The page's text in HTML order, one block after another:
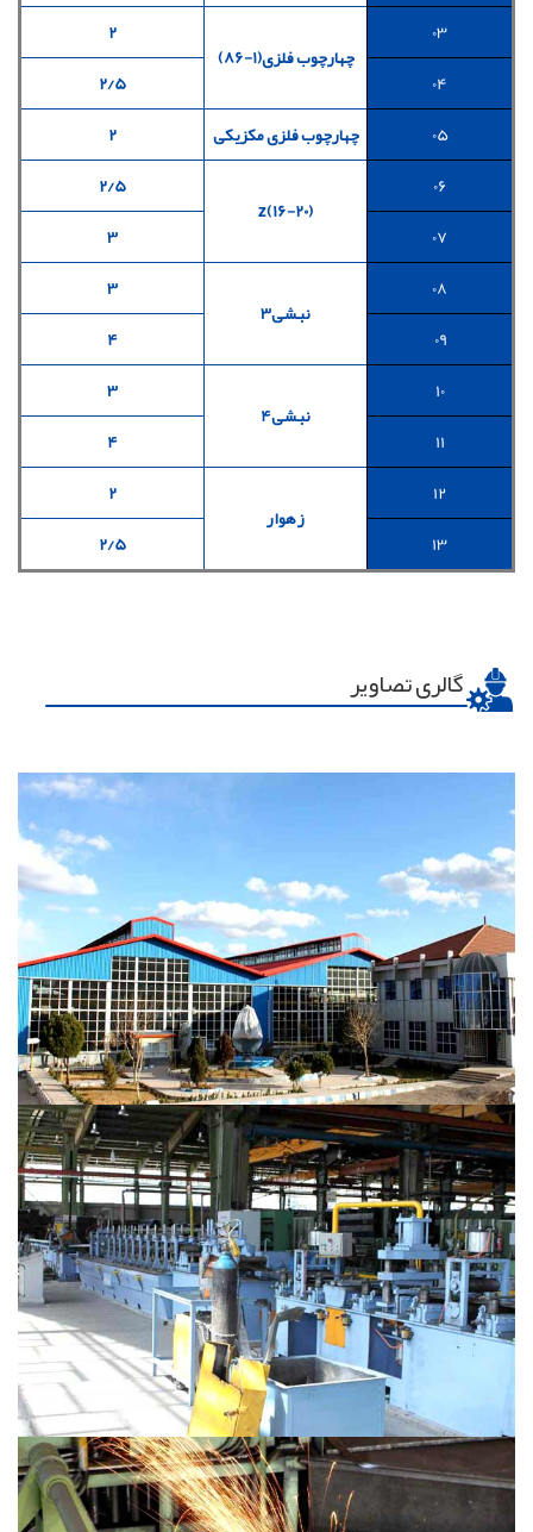
03
چهارچوب فلزی(1-86)
2
04
2/5
05
چهارچوب فلزی مکزیکی
2
06
(z(16-20
2/5
07
3
08
نبشی3
3
09
4
10
نبشی4
3
11
4
12
زهوار
2
13
2/5
گالری تصاویر